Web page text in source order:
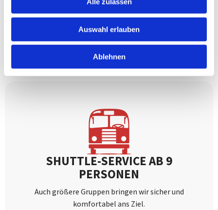
Auswahl erlauben
Ablehnen
SHUTTLE-SERVICE AB 9
PERSONEN
Auch größere Gruppen bringen wir sicher und
komfortabel ans Ziel.